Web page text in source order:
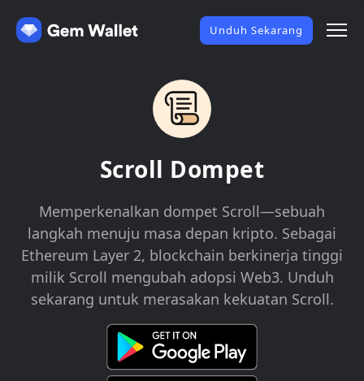
Unduh Sekarang
Scroll Dompet
Memperkenalkan dompet Scroll—sebuah
langkah menuju masa depan kripto. Sebagai
Ethereum Layer 2, blockchain berkinerja tinggi
milik Scroll mengubah adopsi Web3. Unduh
sekarang untuk merasakan kekuatan Scroll.